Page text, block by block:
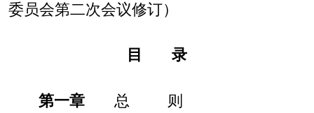
委员会第二次会议修订）
目 录
第一章 总 则